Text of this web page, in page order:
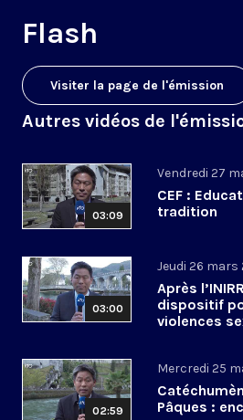
Flash
Visiter la page de l'émission
Autres vidéos de
03:09
Vendredi 27
CEF :
tradition
03:00
Jeudi 26 mars
Après
dispositif
violences
02:59
Mercredi 25
Pâques :